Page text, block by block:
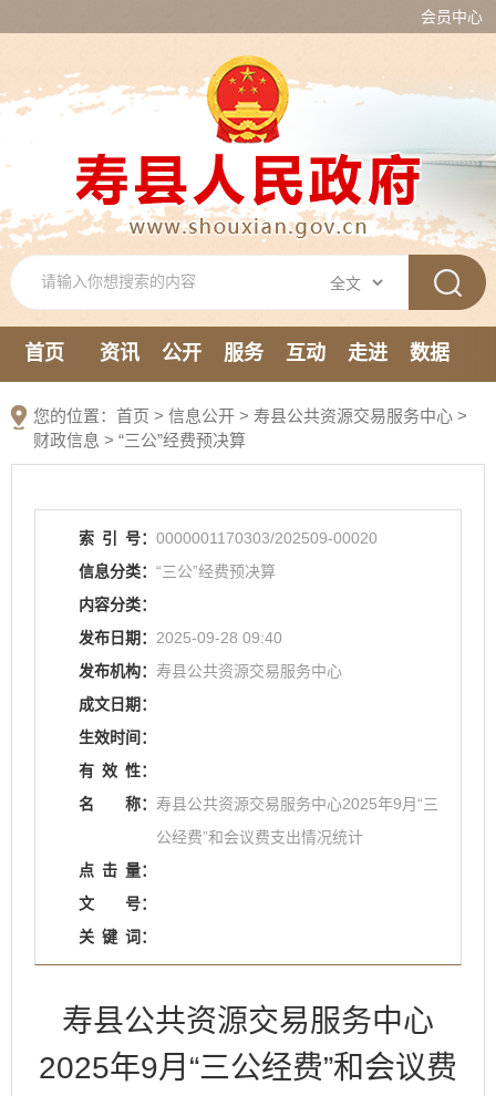
会员中心
首页 资讯 公开 服务 互动 走进
数据
您的位置： 首页 > 信息公开 > 寿县公共资源交易服务中心 >
财政信息 > “三公”经费预决算
索 引 号： 0000001170303/202509-00020
信息分类： “三公”经费预决算
内容分类：
发布日期： 2025-09-28 09:40
发布机构： 寿县公共资源交易服务中心
成文日期：
生效时间：
有 效 性：
名
称： 寿县公共资源交易服务中心2025年9月“三
公经费”和会议费支出情况统计
点 击 量：
文
号：
关 键 词：
寿县公共资源交易服务中心
2025年9月“三公经费”和会议费